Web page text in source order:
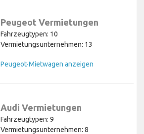
Peugeot Vermietungen
Fahrzeugtypen: 10
Vermietungsunternehmen: 13
Peugeot-Mietwagen anzeigen
Audi Vermietungen
Fahrzeugtypen: 9
Vermietungsunternehmen: 8